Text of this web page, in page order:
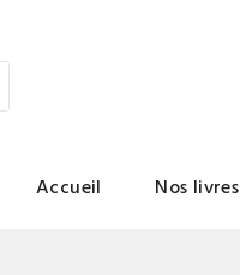
Accueil Nos livres